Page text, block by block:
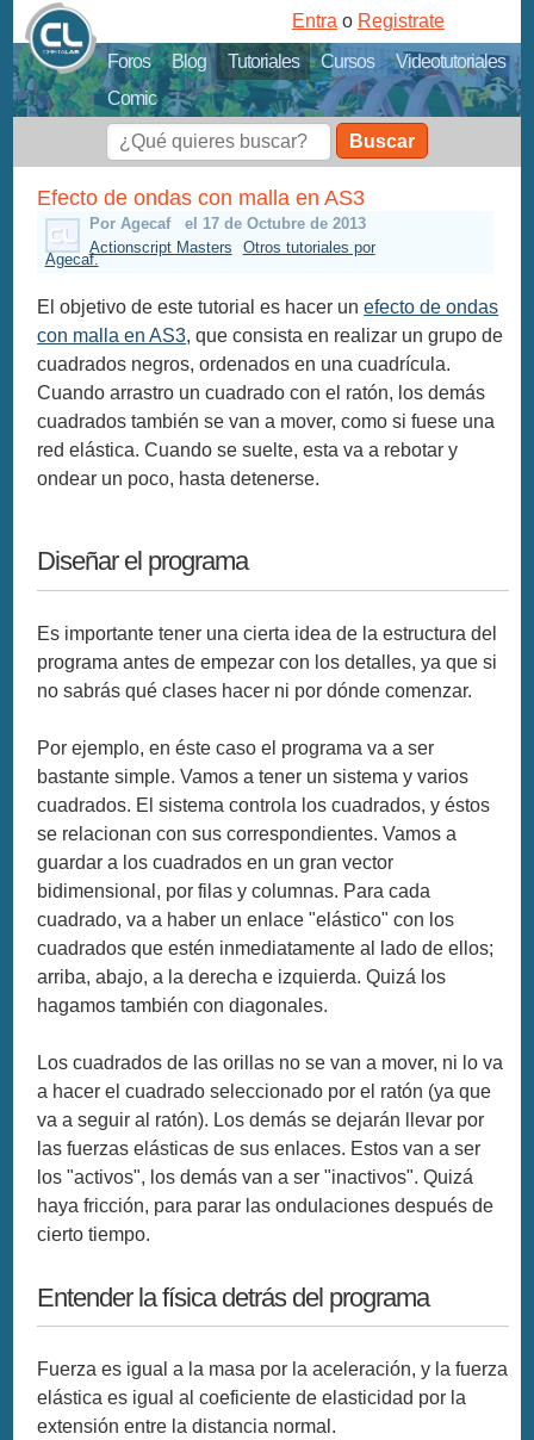
Foros Blog Tutoriales Cursos
Videotutoriales
Comic
Entra o Registrate
Buscar
Efecto de ondas con malla en AS3
Por Agecaf
el 17 de Octubre de 2013
Actionscript Masters
Otros tutoriales por
Agecaf.
El objetivo de este tutorial es hacer unefecto de ondas
con malla en AS3, que consista en realizar un grupo de
cuadrados negros, ordenados en una cuadrícula.
Cuando arrastro un cuadrado con el ratón, los demás
cuadrados también se van a mover, como si fuese una
red elástica. Cuando se suelte, esta va a rebotar y
ondear un poco, hasta detenerse.
Diseñar el programa
Es importante tener una cierta idea de la estructura del
programa antes de empezar con los detalles, ya que si
no sabrás qué clases hacer ni por dónde comenzar.
Por ejemplo, en éste caso el programa va a ser
bastante simple. Vamos a tener un sistema y varios
cuadrados. El sistema controla los cuadrados, y éstos
se relacionan con sus correspondientes. Vamos a
guardar a los cuadrados en un gran vector
bidimensional, por filas y columnas. Para cada
cuadrado, va a haber un enlace "elástico" con los
cuadrados que estén inmediatamente al lado de ellos;
arriba, abajo, a la derecha e izquierda. Quizá los
hagamos también con diagonales.
Los cuadrados de las orillas no se van a mover, ni lo va
a hacer el cuadrado seleccionado por el ratón (ya que
va a seguir al ratón). Los demás se dejarán llevar por
las fuerzas elásticas de sus enlaces. Estos van a ser
los "activos", los demás van a ser "inactivos". Quizá
haya fricción, para parar las ondulaciones después de
cierto tiempo.
Entender la física detrás del programa
Fuerza es igual a la masa por la aceleración, y la fuerza
elástica es igual al coeficiente de elasticidad por la
extensión entre la distancia normal.